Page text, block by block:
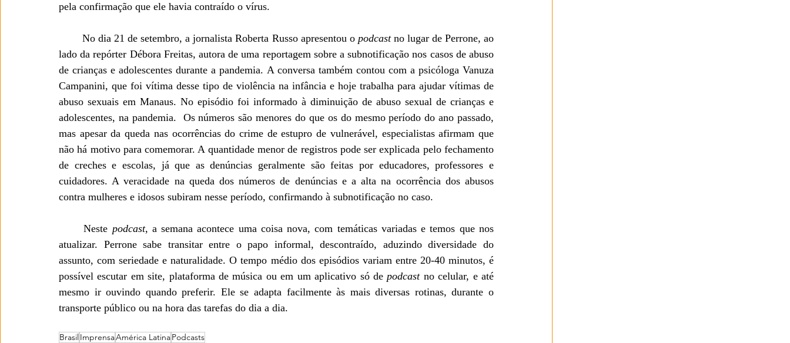
pela confirmação que ele havia contraído o vírus.
No dia 21 de setembro, a jornalista Roberta Russo apresentou o podcast no lugar de Perrone, ao
lado da repórter Débora Freitas, autora de uma reportagem sobre a subnotificação nos casos de abuso
de crianças e adolescentes durante a pandemia. A conversa também contou com a psicóloga Vanuza
Campanini, que foi vítima desse tipo de violência na infância e hoje trabalha para ajudar vítimas de
abuso sexuais em Manaus. No episódio foi informado à diminuição de abuso sexual de crianças e
adolescentes, na pandemia.  Os números são menores do que os do mesmo período do ano passado,
mas apesar da queda nas ocorrências do crime de estupro de vulnerável, especialistas afirmam que
não há motivo para comemorar. A quantidade menor de registros pode ser explicada pelo fechamento
de creches e escolas, já que as denúncias geralmente são feitas por educadores, professores e
cuidadores. A veracidade na queda dos números de denúncias e a alta na ocorrência dos abusos
contra mulheres e idosos subiram nesse período, confirmando à subnotificação no caso.
Neste podcast, a semana acontece uma coisa nova, com temáticas variadas e temos que nos
atualizar. Perrone sabe transitar entre o papo informal, descontraído, aduzindo diversidade do
assunto, com seriedade e naturalidade. O tempo médio dos episódios variam entre 20-40 minutos, é
possível escutar em site, plataforma de música ou em um aplicativo só de podcast no celular, e até
mesmo ir ouvindo quando preferir. Ele se adapta facilmente às mais diversas rotinas, durante o
transporte público ou na hora das tarefas do dia a dia.
BrasilImprensaAmérica LatinaPodcasts